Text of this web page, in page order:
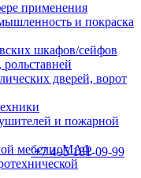
применения
и покраска
шкафов/сейфов
дверей, ворот
и пожарной
мебели, МАФ
+7 495 181-09-99